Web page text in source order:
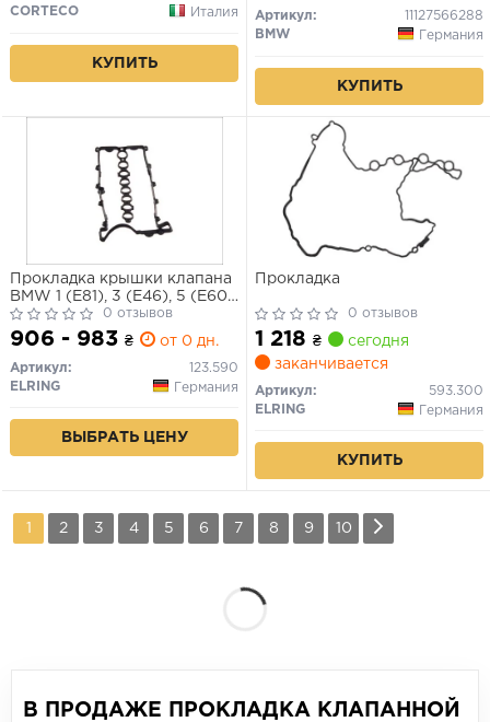
CORTECO
Италия
КУПИТЬ
Артикул:
11127566288
BMW
Германия
КУПИТЬ
Прокладка крышки клапана
BMW 1 (E81), 3 (E46), 5 (E60),
X3 1.8/2.0D 09.01-
0 отзывов
906 - 983 ₴ от 0 дн.
Артикул:
123.590
ELRING
Германия
ВЫБРАТЬ ЦЕНУ
Прокладка
0 отзывов
1 218 ₴
сегодня
заканчивается
Артикул:
593.300
ELRING
Германия
КУПИТЬ
1 2 3 4 5 6 7 8 9 10
В ПРОДАЖЕ ПРОКЛАДКА КЛАПАННОЙ